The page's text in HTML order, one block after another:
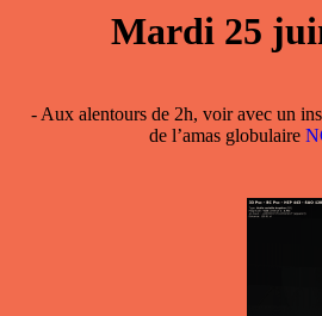
Mardi 25
- Aux alentours de 2h, voir avec un
de l’amas globulaire